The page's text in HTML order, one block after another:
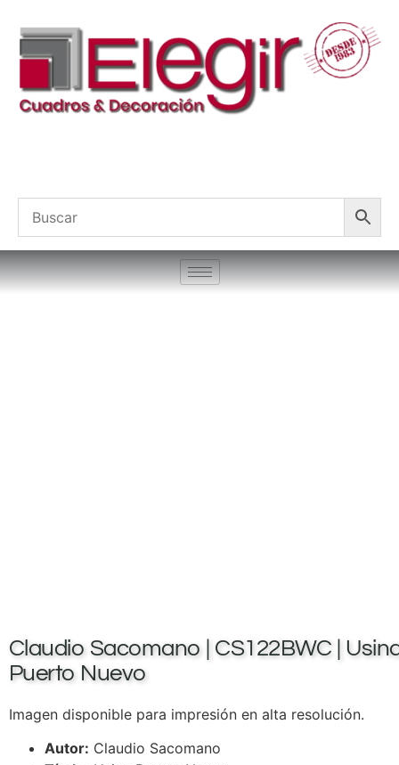
Claudio Sacomano | CS122BWC |
Puerto Nuevo
Imagen disponible para impresión en alta resolución.
Autor: Claudio Sacomano